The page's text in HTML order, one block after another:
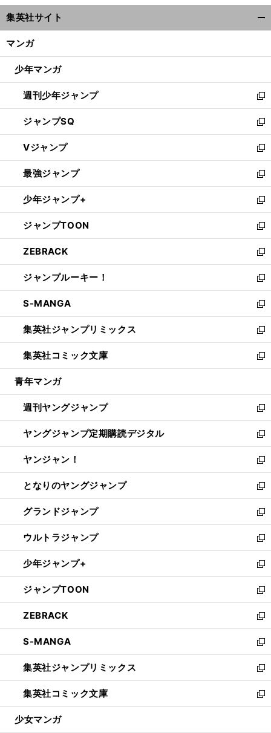
ウ
ィ
ン
ウ
開
く
集英社サイト
マンガ
少年マンガ
週刊少年ジャンプ
新
し
い
ウ
ィ
ン
ド
ウ
で
開
く
ジャンプSQ
新
し
い
ウ
ィ
ン
ド
ウ
で
開
く
Vジャンプ
新
し
い
ウ
ィ
ン
ド
ウ
で
開
く
最強ジャンプ
新
し
い
ウ
ィ
ン
ド
ウ
で
開
く
少年ジャンプ+
新
し
い
ウ
ィ
ン
ド
ウ
で
開
く
ジャンプTOON
新
し
い
ウ
ィ
ン
ド
ウ
で
開
く
ZEBRACK
新
し
い
ウ
ィ
ン
ド
ウ
で
開
ジャンプルーキー！
新
し
い
ウ
ィ
ン
ド
ウ
開
く
S-MANGA
新
し
い
ウ
ィ
ン
ウ
で
開
く
集英社ジャンプリミックス
新
し
い
ウ
ン
ド
ウ
で
開
く
集英社コミック文庫
新
し
ウ
ィ
ン
ド
ウ
で
開
く
青年マンガ
週刊ヤングジャンプ
新
し
い
ウ
ィ
ン
ド
ウ
で
開
く
ヤングジャンプ定期購読デジタル
新
し
い
ウ
ィ
ン
ド
ウ
で
開
く
ヤンジャン！
新
し
い
ウ
ィ
ン
ド
ウ
で
開
く
となりのヤングジャンプ
新
し
い
ウ
ィ
ン
ド
ウ
で
開
く
グランドジャンプ
新
し
い
ウ
ィ
ン
ド
ウ
で
開
く
ウルトラジャンプ
新
し
い
ウ
ィ
ン
ド
ウ
で
開
く
少年ジャンプ+
新
し
い
ウ
ィ
ン
ド
ウ
で
開
く
ジャンプTOON
新
し
い
ウ
ィ
ン
ド
ウ
で
開
ZEBRACK
新
し
い
ウ
ィ
ン
ド
ウ
S-MANGA
新
し
い
ウ
ィ
ン
集英社ジャンプリミックス
新
し
い
ウ
集英社コミック文庫
新
し
少女マンガ